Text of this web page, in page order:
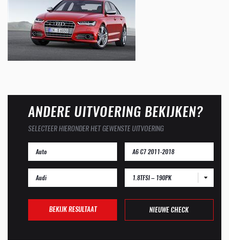
ANDERE UITVOERING BEKIJKEN?
SELECTEER HIERONDER HET GEWENSTE UITVOERING
1.8TFSI – 190PK
BEKIJK RESULTAAT NIEUWE CHECK